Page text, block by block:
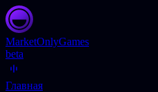
MarketOnlyGames
beta
Главная